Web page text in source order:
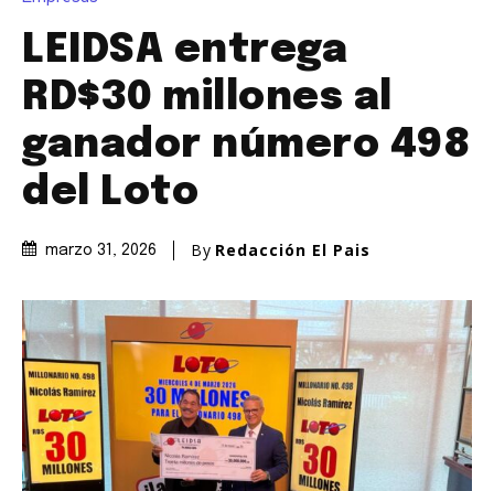
LEIDSA entrega
RD$30 millones al
ganador número 498
del Loto
marzo 31, 2026 By Redacción El Pais